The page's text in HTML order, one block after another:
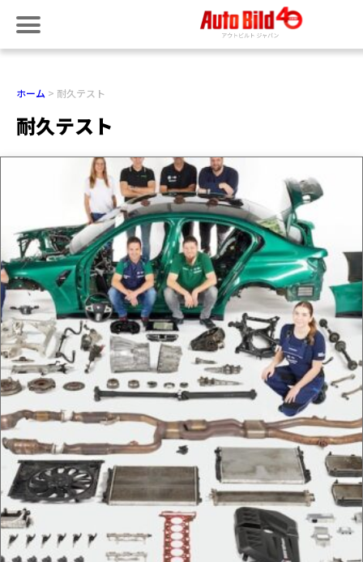
ホーム 耐久テスト
耐久テスト